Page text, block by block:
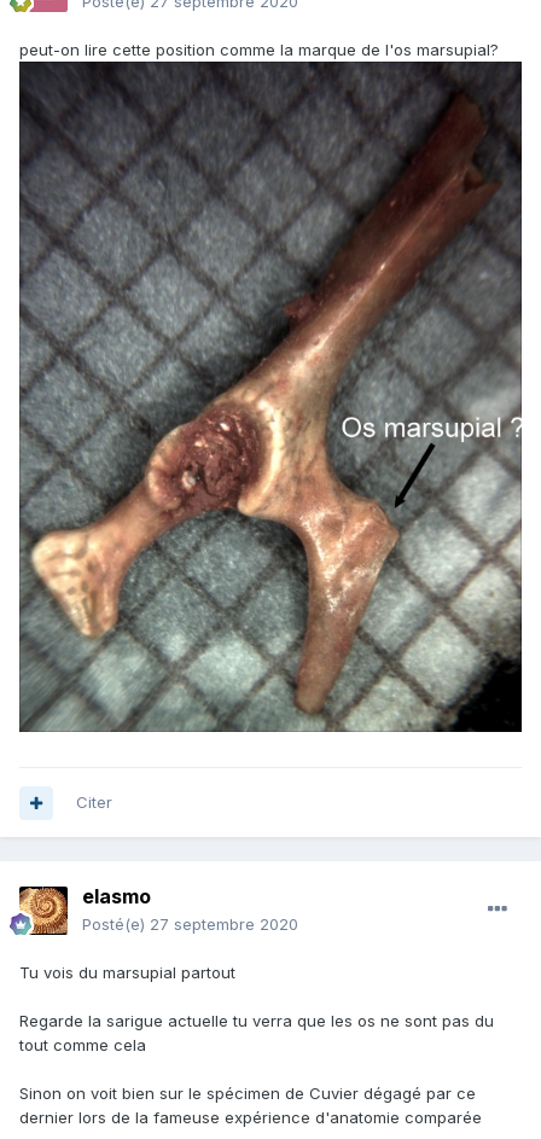
peut-on lire cette position comme la marque de l'os marsupial?
Citer
elasmo
Posté(e) 27 septembre 2020
Tu vois du marsupial partout
Regarde la sarigue actuelle tu verra que les os ne sont pas du
tout comme cela
Sinon on voit bien sur le spécimen de Cuvier dégagé par ce
dernier lors de la fameuse expérience d'anatomie comparée